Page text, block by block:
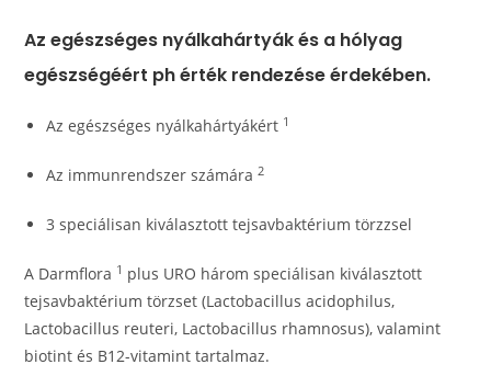
Az egészséges nyálkahártyák és a hólyag
egészségéért ph érték rendezése érdekében.
Az egészséges nyálkahártyákért 1
Az immunrendszer számára2
3 speciálisan kiválasztott tejsavbaktérium törzzsel
A Darmflora 1 plus URO három speciálisan kiválasztott
tejsavbaktérium törzset (Lactobacillus acidophilus,
Lactobacillus reuteri, Lactobacillus rhamnosus), valamint
biotint és B12-vitamint tartalmaz.